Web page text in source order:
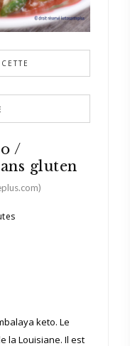
/
gluten
keto. Le
la Louisiane. Il est